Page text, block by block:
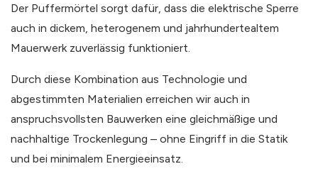
Der Puffermörtel sorgt dafür, dass die elektrische Sperre
auch in dickem, heterogenem und jahrhundertealtem
Mauerwerk zuverlässig funktioniert.
Durch diese Kombination aus Technologie und
abgestimmten Materialien erreichen wir auch in
anspruchsvollsten Bauwerken eine gleichmäßige und
nachhaltige Trockenlegung – ohne Eingriff in die Statik
und bei minimalem Energieeinsatz.